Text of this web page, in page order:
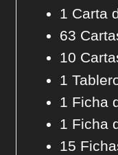
1 Carta
63
10
1
1 Ficha
1 Ficha
15